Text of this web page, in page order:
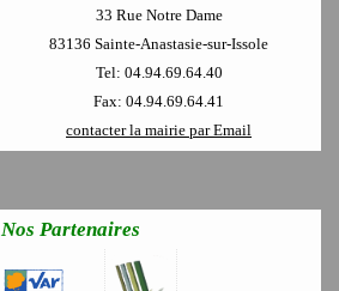
33 Rue Notre Dame
83136 Sainte-Anastasie-sur-Issole
Tel: 04.94.69.64.40
Fax: 04.94.69.64.41
contacter la mairie par Email
Nos Partenaires